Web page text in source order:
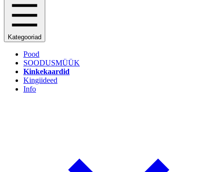
Kategooriad
Pood
SOODUSMÜÜK
Kinkekaardid
Kingiideed
Info